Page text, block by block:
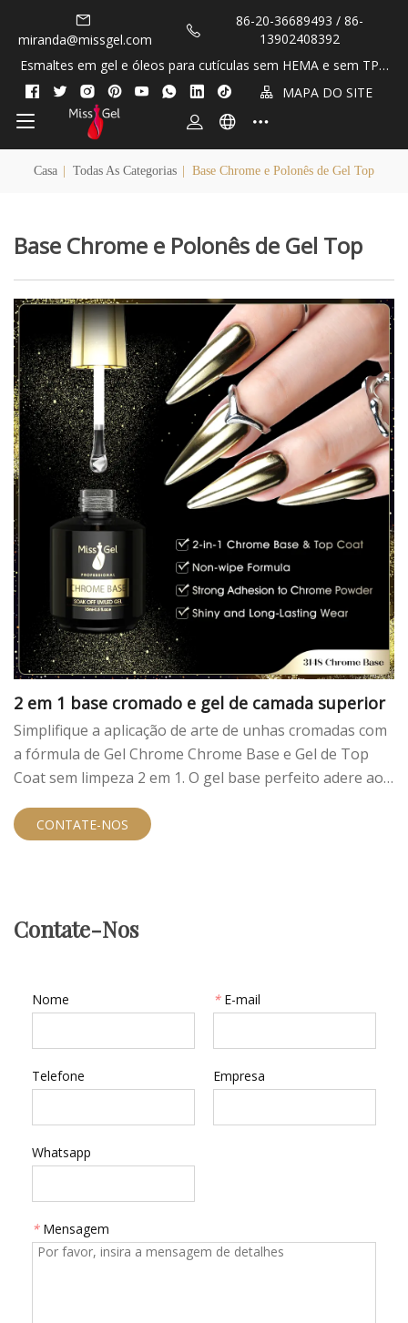
miranda@missgel.com
86-20-36689493 / 86-
13902408392
Esmaltes em gel e óleos para cutículas sem HEMA e sem TPO
OEM / de marca própria!
MAPA DO SITE
Casa Todas As Categorias Base Chrome e Polonês de Gel Top
Base Chrome e Polonês de Gel Top
2 em 1 base cromado e gel de camada superior
Simplifique a aplicação de arte de unhas cromadas com
a fórmula de Gel Chrome Chrome Base e Gel de Top
Coat sem limpeza 2 em 1. O gel base perfeito adere aos
enquanto a camada superior integrada sela o design.
CONTATE-NOS
Contate-Nos
Nome * E-mail
Telefone Empresa
Whatsapp
* Mensagem